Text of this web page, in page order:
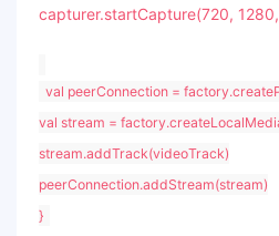
capturer.startCapture(720, 1280,
val peerConnection =
val stream =
stream.addTrack(videoTrack)
peerConnection.addStream(stream)
}